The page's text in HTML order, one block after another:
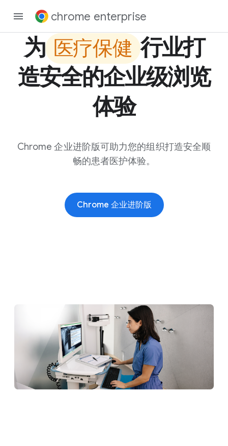
chrome enterprise
为 医疗保健 行业打
造安全的企业级浏览
体验
Chrome 企业进阶版可助力您的组织打造安全顺
畅的患者医护体验。
Chrome 企业进阶版